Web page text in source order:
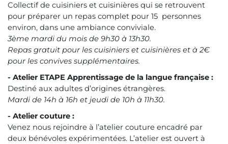
Collectif de cuisiniers et cuisinières qui se retrouvent
pour préparer un repas complet pour 15 personnes
environ, dans une ambiance conviviale.
3ème mardi du mois de 9h30 à 13h30.
Repas gratuit pour les cuisiniers et cuisinières et à 2€
pour les convives supplémentaires.
- Atelier ETAPE Apprentissage de la langue française :
Destiné aux adultes d’origines étrangères.
Mardi de 14h à 16h et jeudi de 10h à 11h30.
- Atelier couture :
Venez nous rejoindre à l’atelier couture encadré par
deux bénévoles expérimentées. L’atelier est ouvert à